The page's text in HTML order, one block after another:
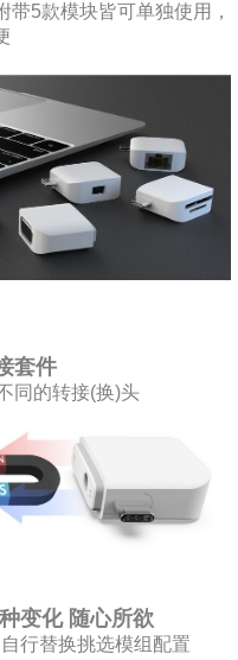
5款模块皆可单独使用，
套件
同的转接(换)头
变化 随心所欲
行替换挑选模组配置